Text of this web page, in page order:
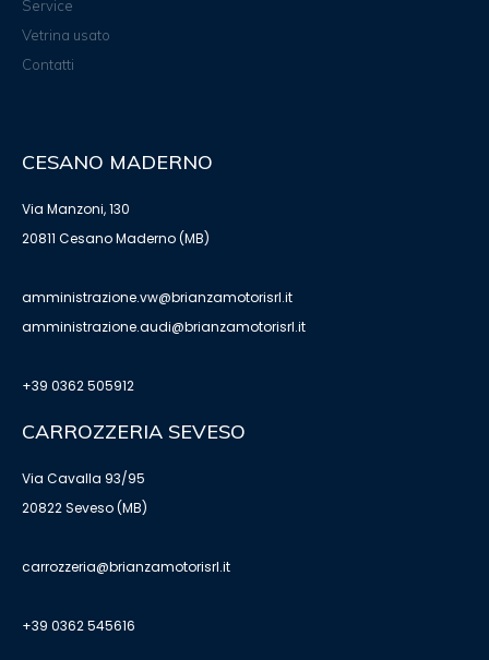
Service
Vetrina usato
Contatti
CESANO MADERNO
Via Manzoni, 130
20811 Cesano Maderno (MB)
amministrazione.vw@brianzamotorisrl.it
amministrazione.audi@brianzamotorisrl.it
+39 0362 505912
CARROZZERIA SEVESO
Via Cavalla 93/95
20822 Seveso (MB)
carrozzeria@brianzamotorisrl.it
+39 0362 545616